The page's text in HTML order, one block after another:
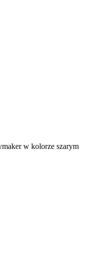
w kolorze szarym